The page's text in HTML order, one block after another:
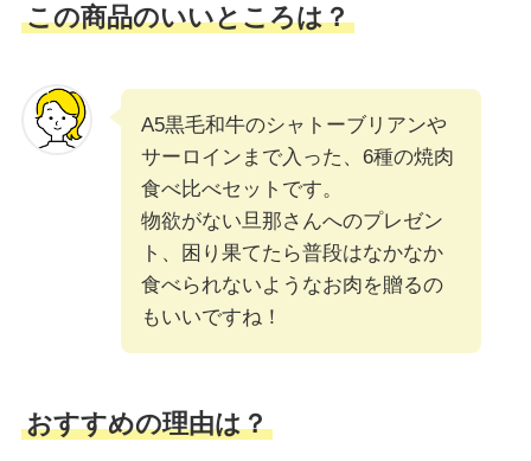
この商品のいいところは？
A5黒毛和牛のシャトーブリアンや
サーロインまで入った、6種の焼肉
食べ比べセットです。
物欲がない旦那さんへのプレゼン
ト、困り果てたら普段はなかなか
食べられないようなお肉を贈るの
もいいですね！
おすすめの理由は？